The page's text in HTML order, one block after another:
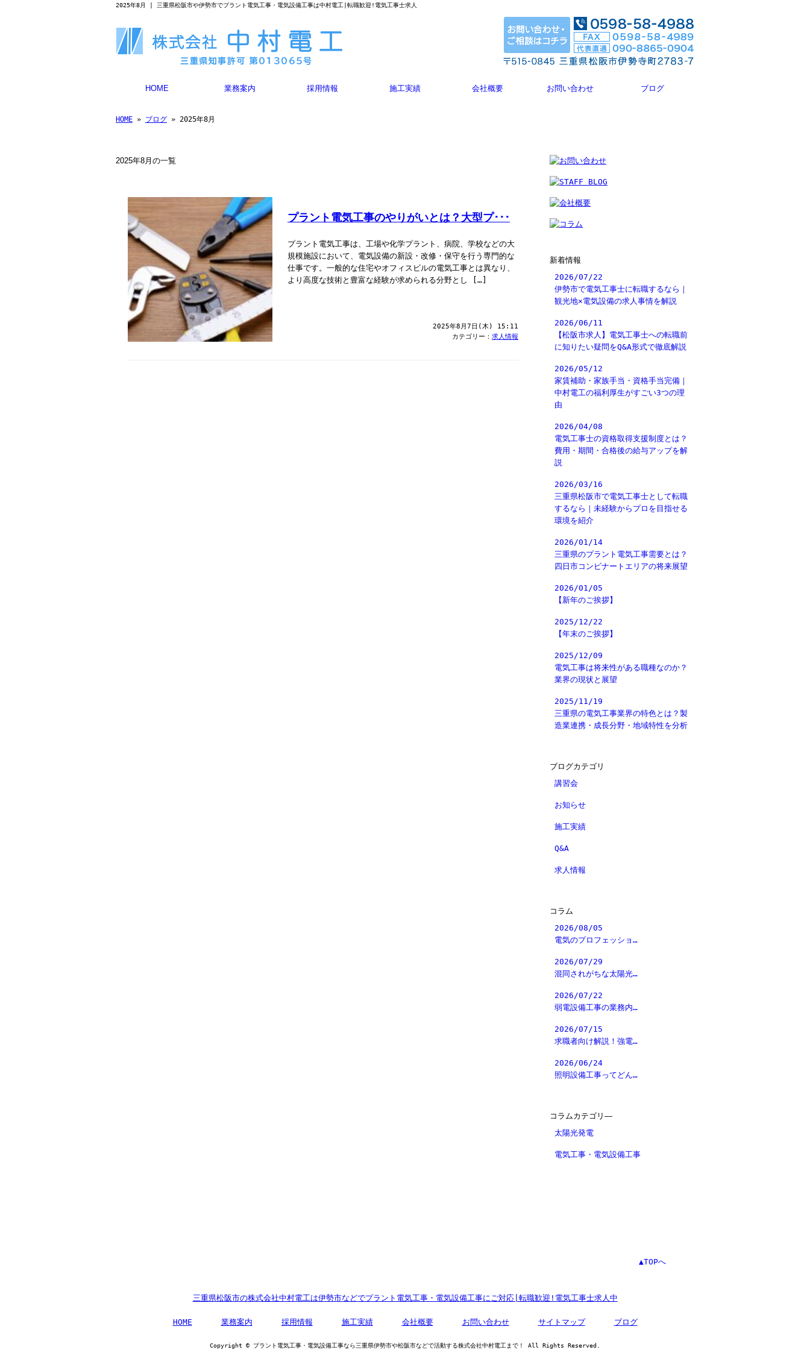
2025年8月 | 三重県松阪市や伊勢市でプラント電気工事・電気設備工事は中村電工|転職歓迎!電気工事士求人
HOME 業務案内 採用情報 施工実績 会社概要 お問い合わせ ブログ
HOME » ブログ » 2025年8月
2025年8月の一覧
プラント電気工事のやりがいとは？大型プ･･･
プラント電気工事は、工場や化学プラント、病院、学校などの大
規模施設において、電気設備の新設・改修・保守を行う専門的な
仕事です。一般的な住宅やオフィスビルの電気工事とは異なり、
より高度な技術と豊富な経験が求められる分野とし […]
2025年8月7日(木) 15:11
カテゴリー： 求人情報
新着情報
2026/07/22
伊勢市で電気工事士に転職するなら｜
観光地×電気設備の求人事情を解説
2026/06/11
【松阪市求人】電気工事士への転職前
に知りたい疑問をQ&A形式で徹底解説
2026/05/12
家賃補助・家族手当・資格手当完備｜
中村電工の福利厚生がすごい3つの理
由
2026/04/08
電気工事士の資格取得支援制度とは？
費用・期間・合格後の給与アップを解
説
2026/03/16
三重県松阪市で電気工事士として転職
するなら｜未経験からプロを目指せる
環境を紹介
2026/01/14
三重県のプラント電気工事需要とは？
四日市コンビナートエリアの将来展望
2026/01/05
【新年のご挨拶】
2025/12/22
【年末のご挨拶】
2025/12/09
電気工事は将来性がある職種なのか？
業界の現状と展望
2025/11/19
三重県の電気工事業界の特色とは？製
造業連携・成長分野・地域特性を分析
ブログカテゴリ
講習会
お知らせ
施工実績
Q&A
求人情報
コラム
2026/08/05
電気のプロフェッショ…
2026/07/29
混同されがちな太陽光…
2026/07/22
弱電設備工事の業務内…
2026/07/15
求職者向け解説！強電…
2026/06/24
照明設備工事ってどん…
コラムカテゴリ―
太陽光発電
電気工事・電気設備工事
▲TOPへ
三重県松阪市の株式会社中村電工は伊勢市などでプラント電気工事・電気設備工事にご対応|転職歓迎!電気工事士求人中
HOME 業務案内 採用情報 施工実績 会社概要 お問い合わせ サイトマップ ブログ
Copyright © プラント電気工事・電気設備工事なら三重県伊勢市や松阪市などで活動する株式会社中村電工まで！ All Rights Reserved.